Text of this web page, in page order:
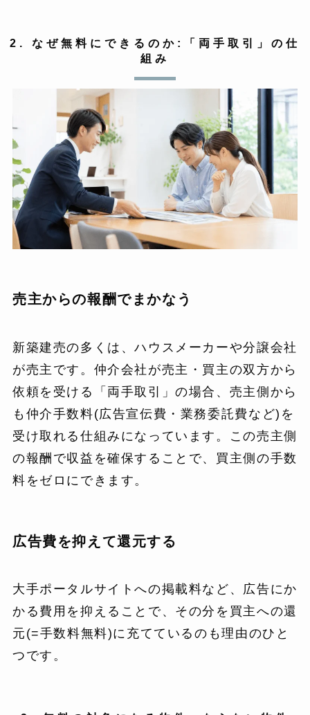
2. なぜ無料にできるのか:「両手取引」の仕
組み
売主からの報酬でまかなう
新築建売の多くは、ハウスメーカーや分譲会社
が売主です。仲介会社が売主・買主の双方から
依頼を受ける「両手取引」の場合、売主側から
も仲介手数料(広告宣伝費・業務委託費など)を
受け取れる仕組みになっています。この売主側
の報酬で収益を確保することで、買主側の手数
料をゼロにできます。
広告費を抑えて還元する
大手ポータルサイトへの掲載料など、広告にか
かる費用を抑えることで、その分を買主への還
元(=手数料無料)に充てているのも理由のひと
つです。